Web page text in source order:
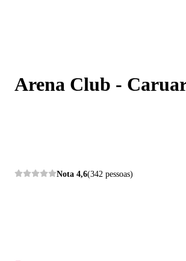
Arena Club -
Nota 4,6(342 pessoas)